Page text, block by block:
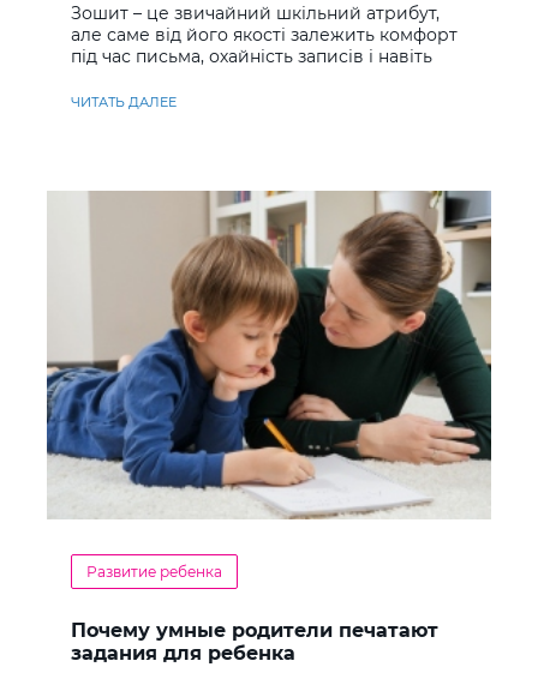
Зошит – це звичайний шкільний атрибут,
але саме від його якості залежить комфорт
під час письма, охайність записів і навіть
ЧИТАТЬ ДАЛЕЕ
Развитие ребенка
Почему умные родители печатают
задания для ребенка